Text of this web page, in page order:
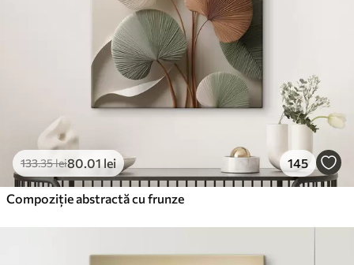
133.35lei80.01 lei 145
Compoziție abstractă cu frunze